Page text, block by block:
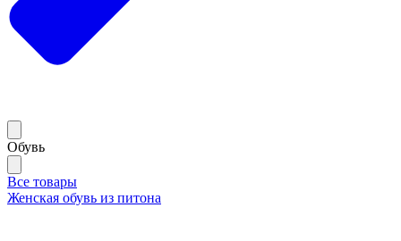
Обувь
Все товары
Женская обувь из питона